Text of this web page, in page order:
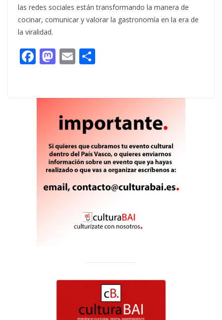
las redes sociales están transformando la manera de
cocinar, comunicar y valorar la gastronomía en la era de
la viralidad.
F
b
M
d
o
n
E
l p
ar
ti
r